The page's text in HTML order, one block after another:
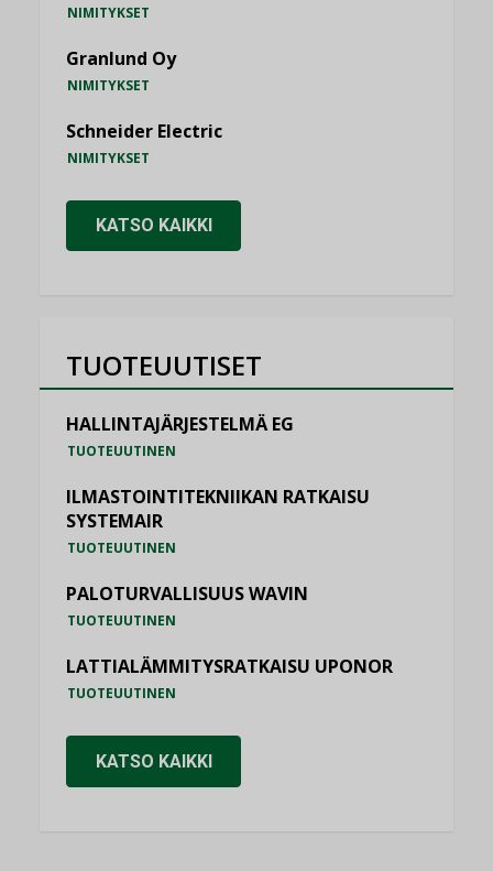
NIMITYKSET
Granlund Oy
NIMITYKSET
Schneider Electric
NIMITYKSET
KATSO KAIKKI
TUOTEUUTISET
HALLINTAJÄRJESTELMÄ EG
TUOTEUUTINEN
ILMASTOINTITEKNIIKAN RATKAISU
SYSTEMAIR
TUOTEUUTINEN
PALOTURVALLISUUS WAVIN
TUOTEUUTINEN
LATTIALÄMMITYSRATKAISU UPONOR
TUOTEUUTINEN
KATSO KAIKKI